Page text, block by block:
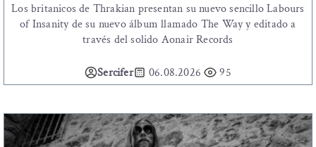
Los britanicos de Thrakian presentan su nuevo sencillo Labours
of Insanity de su nuevo álbum llamado The Way y editado a
través del solido Aonair Records
Sercifer 06.08.2026 95